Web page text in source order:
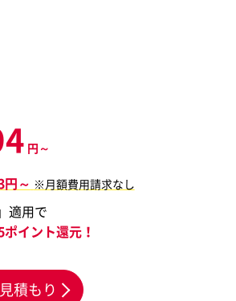
円～
円～ ※月額費用請求なし
」適用で
イント還元！
積もり